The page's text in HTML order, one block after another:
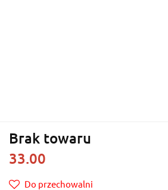
Brak towaru
33.00
Do przechowalni